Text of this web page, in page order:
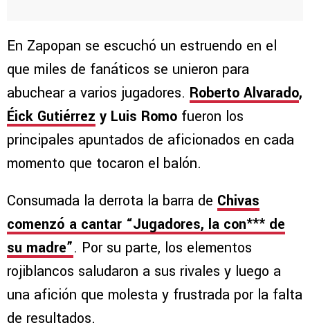
En Zapopan se escuchó un estruendo en el
que miles de fanáticos se unieron para
abuchear a varios jugadores. Roberto Alvarado,
Éick Gutiérrez y Luis Romo fueron los
principales apuntados de aficionados en cada
momento que tocaron el balón.
Consumada la derrota la barra de Chivas
comenzó a cantar “Jugadores, la con*** de
su madre”. Por su parte, los elementos
rojiblancos saludaron a sus rivales y luego a
una afición que molesta y frustrada por la falta
de resultados.